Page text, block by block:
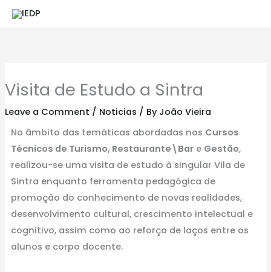
Skip
Visita de Estudo a Sintra
Leave a Comment / Noticias / By João Vieira
No âmbito das temáticas abordadas nos Cursos
Técnicos de Turismo, Restaurante\Bare Gestão,
realizou-se uma visita de estudo à singular Vila de
Sintra enquanto ferramenta pedagógica de
promoção do conhecimento de novas realidades,
desenvolvimento cultural, crescimento intelectual e
cognitivo, assim como ao reforço de laços entre os
alunos e corpo docente.